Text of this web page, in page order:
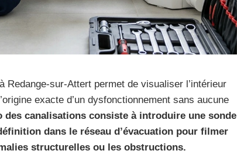
Redange-sur-Attert permet de visualiser l’intérieur
exacte d’un dysfonctionnement sans aucune
des canalisations consiste à introduire une sonde
dans le réseau d’évacuation pour filmer
structurelles ou les obstructions.